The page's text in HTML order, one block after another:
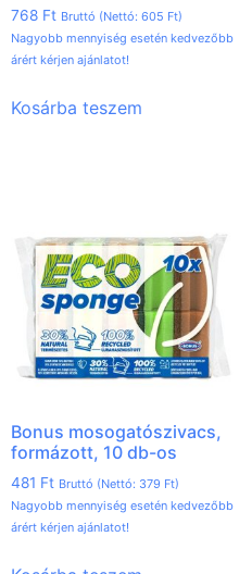
768 Ft Bruttó (Nettó: 605 Ft)
Nagyobb mennyiség esetén kedvezőbb
árért kérjen ajánlatot!
Kosárba teszem
Bonus mosogatószivacs,
formázott, 10 db-os
481 Ft Bruttó (Nettó: 379 Ft)
Nagyobb mennyiség esetén kedvezőbb
árért kérjen ajánlatot!